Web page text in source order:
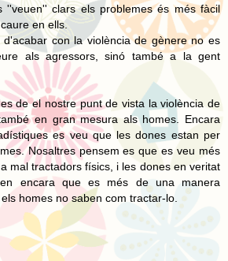
''veuen'' clars els problemes és més fàcil
en ells.
d'acabar con la violència de gènere no es
als agressors, sinó també a la gent
de el nostre punt de vista la violència de
en gran mesura als homes. Encara
es veu que les dones estan per
Nosaltres pensem es que es veu més
mal tractadors físics, i les dones en veritat
encara que es més de una manera
homes no saben com tractar-lo.